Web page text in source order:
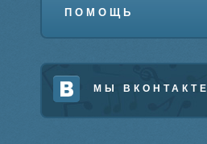
ПОМОЩЬ
МЫ ВКОНТАКТЕ